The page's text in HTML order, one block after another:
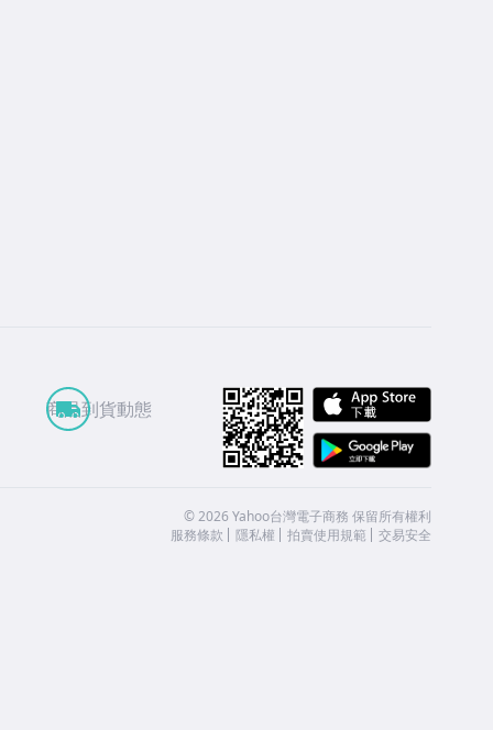
商品到貨動態
©2026 Yahoo台灣電子商務 保留所有權利
服務條款
隱私權 拍賣使用規範 交易安全